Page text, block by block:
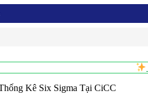
Kê Six Sigma Tại CiCC